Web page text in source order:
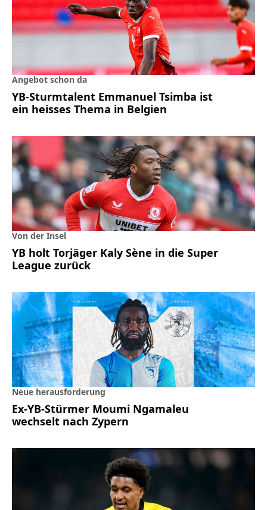
Angebot schon da
YB-Sturmtalent Emmanuel Tsimba ist
ein heisses Thema in Belgien
Von der Insel
YB holt Torjäger Kaly Sène in die Super
League zurück
Neue herausforderung
Ex-YB-Stürmer Moumi Ngamaleu
wechselt nach Zypern